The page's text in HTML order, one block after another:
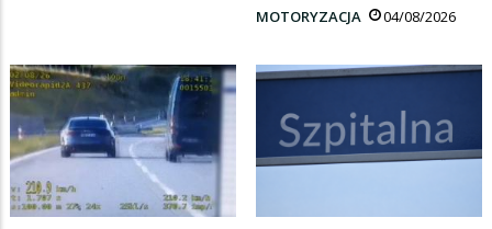
MOTORYZACJA 04/08/2026